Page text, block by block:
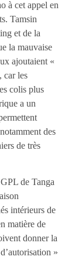
à cet appel en
Tamsin
et de la
la mauvaise
ajoutaient «
car les
colis plus
a un
des
de très
de Tanga
intérieurs de
matière de
donner la
»